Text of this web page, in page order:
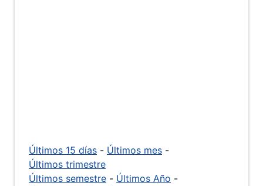
Últimos 15 días - Últimos mes -
Últimos trimestre
Últimos semestre - Últimos Año -